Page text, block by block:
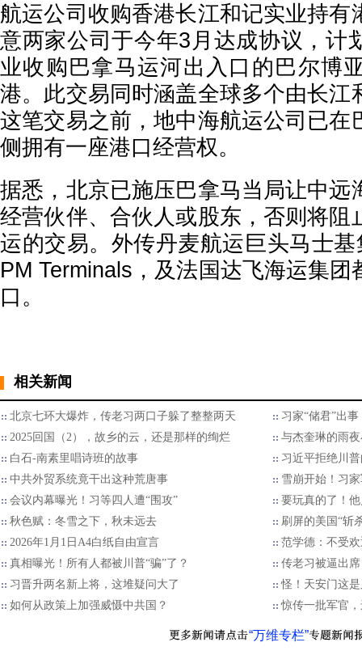
航运公司收购香港长江和记实业持有
意两家公司于今年3月达成协议，计
业收购巴拿马运河出入口的巴尔博
港。此交易同时涵盖全球多个由长江
这笔交易之前，地中海航运公司已在
侧拥有一座港口经营权。
据悉，北京已施压巴拿马当局让中远
经营伙伴、合伙人或股东，否则将阻
运的交易。外传丹麦航运巨头马士
PM Terminals，及法国达飞海运集团
口。
相关新闻
北京七环大爆炸，传老习两口子躲了整整两天
习家“储君”出
2025回国（2），故乡的云，还是那样的绚烂
与杰奎琳的雨
白石-南素里唱诗班的故事
习近平拒绝川普
中共外贸系统竟干出这种荒唐事
雪崩开始！习
会议内幕曝光！习等四人遭“围攻”
要玩真的了！
秋色赋：冬雪之下，秋未远去
刷屏的美国“斩
2026年1月1日A4白纸自由宣言
范学德：不受
真相曝光！所有人都被川普“骗”了？
传老习被逼出
习晋升两名新上将，这堆疑问大了
怪！天安门这
如何从政策上加强威慑中共国？
惊传一批军官
“万维专栏”